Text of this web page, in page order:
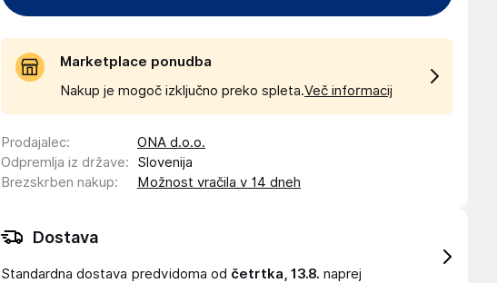
Marketplace ponudba
Nakup je mogoč izključno preko spleta.Več informacij
Prodajalec:
ONA d.o.o.
Odpremlja iz države:
Slovenija
Brezskrben nakup: Možnost vračila v 14 dneh
Dostava
Standardna dostava predvidoma od četrtka, 13.8. naprej